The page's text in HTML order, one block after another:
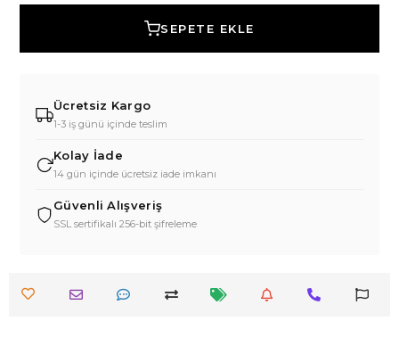
SEPETE EKLE
Ücretsiz Kargo
1-3 iş günü içinde teslim
Kolay İade
14 gün içinde ücretsiz iade imkanı
Güvenli Alışveriş
SSL sertifikalı 256-bit şifreleme